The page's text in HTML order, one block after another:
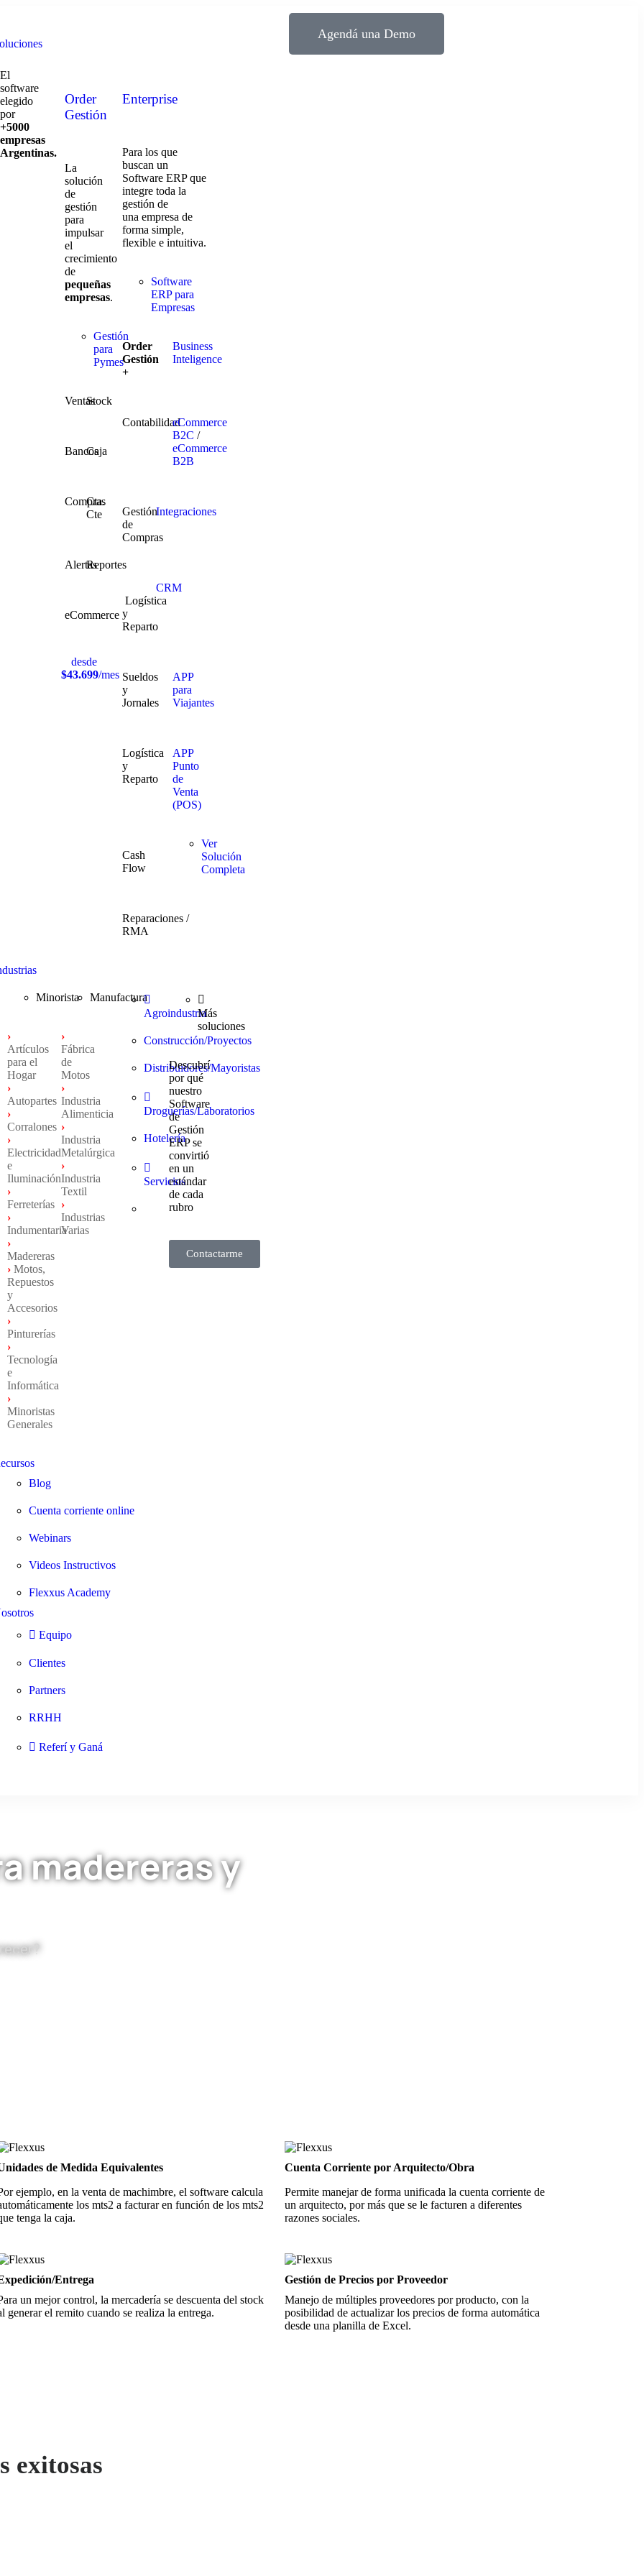
El
software
elegido
por
+5000
empresas
Argentinas.
Order
Gestión
La
solución
de
gestión
para
impulsar
el
crecimiento
de
pequeñas
empresas.
Gestión
para
Pymes
VentasStock
Bancos
Caja
Compras
Cta.
Cte
AlertasReportes
eCommerce
desde
$43.699/mes
Enterprise
Para los que
buscan un
Software ERP que
integre toda la
gestión de
una empresa de
forma simple,
flexible e intuitiva.
Software
ERP para
Empresas
Order
Gestión
+
Business
Inteligence
ContabilidadeCommerce
B2C /
eCommerce
B2B
Gestión
de
Compras
Integraciones
Logística
y
Reparto
CRM
Sueldos
y
Jornales
APP
para
Viajantes
Logística
y
Reparto
APP
Punto
de
Venta
(POS)
Cash
Flow
Ver
Solución
Completa
Reparaciones /
RMA
Minorista
›
Artículos
para el
Hogar
›
Autopartes
›
Corralones
›
Electricidad
e
Iluminación
›
Ferreterías
›
Indumentaria
›
Madereras
› Motos,
Repuestos
y
Accesorios
›
Pinturerías
›
Tecnología
e
Informática
›
Minoristas
Generales
Manufactura
›
Fábrica
de
Motos
›
Industria
Alimenticia
›
Industria
Metalúrgica
›
Industria
Textil
›
Industrias
Varias
Agroindustria
Construcción/Proyectos
Distribuidores/Mayoristas
Droguerías/Laboratorios
Hotelería
Servicios
Más
soluciones
Descubrí
por qué
nuestro
Software
de
Gestión
ERP se
convirtió
en un
estándar
de cada
rubro
Contactarme
Blog
Cuenta corriente online
Webinars
Videos Instructivos
Flexxus Academy
Equipo
Clientes
Partners
RRHH
Referí y Ganá
Agendá una Demo
madereras y
de Medida Equivalentes
ejemplo, en la venta de machimbre, el software calcula
los mts2 a facturar en función de los mts2
tenga la caja.
Cuenta Corriente por Arquitecto/Obra
Permite manejar de forma unificada la cuenta corriente de
un arquitecto, por más que se le facturen a diferentes
razones sociales.
Entrega
un mejor control, la mercadería se descuenta del stock
generar el remito cuando se realiza la entrega.
Gestión de Precios por Proveedor
Manejo de múltiples proveedores por producto, con la
posibilidad de actualizar los precios de forma automática
desde una planilla de Excel.
exitosas